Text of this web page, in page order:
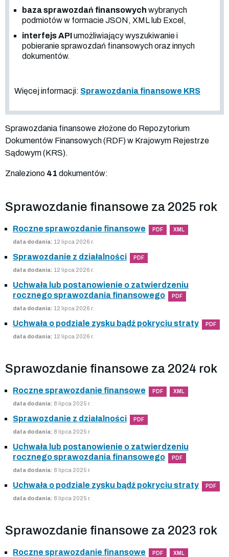
baza sprawozdań finansowych wybranych
podmiotów w formacie JSON, XML lub Excel,
interfejs APIumożliwiający wyszukiwanie i
pobieranie sprawozdań finansowych oraz innych
dokumentów.
Więcej informacji: Sprawozdania finansowe KRS
Sprawozdania finansowe złożone do Repozytorium
Dokumentów Finansowych (RDF) w Krajowym Rejestrze
Sądowym (KRS).
Znaleziono 41 dokumentów:
Sprawozdanie finansowe za 2025 rok
Roczne sprawozdanie finansowe PDF XML
data dodania: 12 lipca 2026 r.
Sprawozdanie z działalności PDF
data dodania: 12 lipca 2026 r.
Uchwała lub postanowienie o zatwierdzeniu
rocznego sprawozdania finansowego
PDF
data dodania: 12 lipca 2026 r.
Uchwała o podziale zysku bądź pokryciu straty PDF
data dodania: 12 lipca 2026 r.
Sprawozdanie finansowe za 2024 rok
Roczne sprawozdanie finansowe PDF XML
data dodania: 8 lipca 2025 r.
Sprawozdanie z działalności PDF
data dodania: 8 lipca 2025 r.
Uchwała lub postanowienie o zatwierdzeniu
rocznego sprawozdania finansowego
PDF
data dodania: 8 lipca 2025 r.
Uchwała o podziale zysku bądź pokryciu straty PDF
data dodania: 8 lipca 2025 r.
Sprawozdanie finansowe za 2023 rok
Roczne sprawozdanie finansowe PDF XML